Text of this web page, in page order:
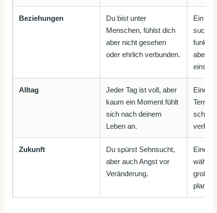
Beziehungen
Du bist unter
Menschen, fühlst dich
aber nicht gesehen
oder ehrlich verbunden.
Ein
aber
Alltag
Jeder Tag ist voll, aber
kaum ein Moment fühlt
sich nach deinem
Leben an.
Einen
Termin
Zukunft
Du spürst Sehnsucht,
aber auch Angst vor
Veränderung.
Einen
planen.